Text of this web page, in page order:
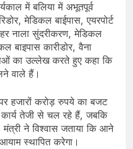
में बलिया में अभूतपूर्व
मेडिकल बाईपास, एयरपोर्ट
नाला सुंदरीकरण, मेडिकल
बाइपास कारीडोर, वैना
का उल्लेख करते हुए कहा कि
वाले हैं।
हजारों करोड़ रुपये का बजट
तेजी से चल रहे हैं, जबकि
मंत्री ने विश्वास जताया कि आने
स्थापित करेगा।